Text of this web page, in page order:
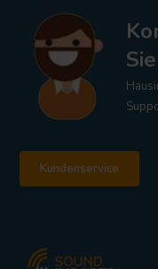
Kundenservice